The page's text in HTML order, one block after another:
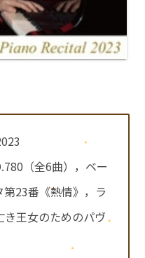
（全6曲），ベー
第23番《熱情》，ラ
王女のためのパヴ